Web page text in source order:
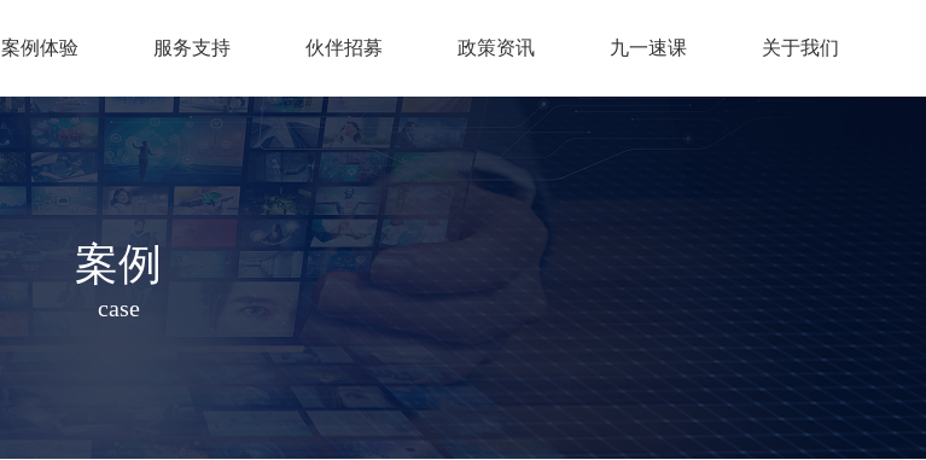
混合式课程建设
在线开放课程建设
专业信息化建设
视频制作
课件制作
案例体验 服务支持 伙伴招募 政策资讯 九一速课 关于我们
案例
case